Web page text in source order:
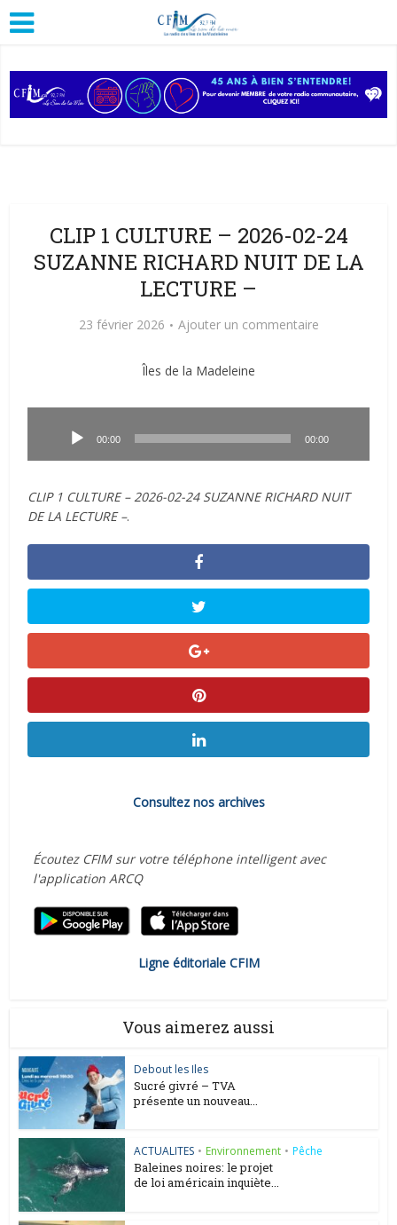
CLIP 1 CULTURE – 2026-02-24
SUZANNE RICHARD NUIT DE LA
LECTURE –
23 février 2026 Ajouter un commentaire
Îles de la Madeleine
00:00 00:00
CLIP 1 CULTURE – 2026-02-24 SUZANNE RICHARD NUIT
DE LA LECTURE –.
Consultez nos archives
Écoutez CFIM sur votre téléphone intelligent avec
l'application ARCQ
Ligne éditoriale CFIM
Vous aimerez aussi
Debout les Iles
Sucré givré – TVA
présente un nouveau...
ACTUALITES • Environnement • Pêche
Baleines noires: le projet
de loi américain inquiète...